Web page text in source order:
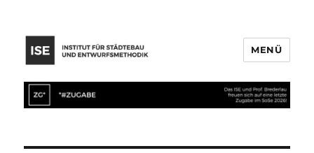
MENÜ